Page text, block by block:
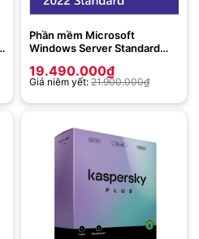
Phần mềm Microsoft
Windows Server Standard
OEI DVD _P73-08328
19.490.000₫
Giá niêm yết: 21.900.000₫